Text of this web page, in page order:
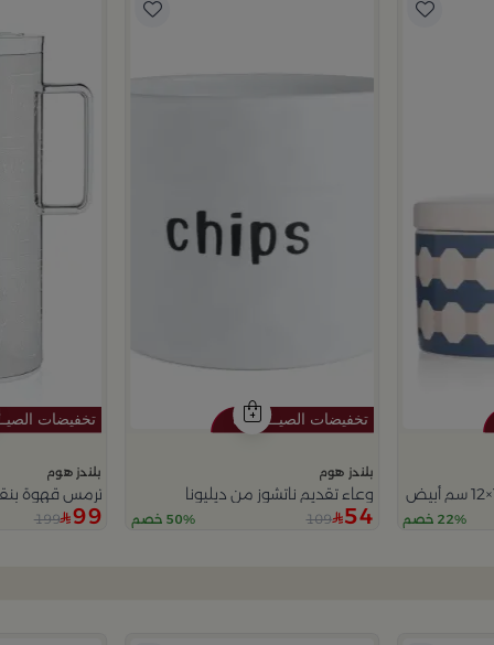
22% خصم
بلندز هوم
وعاء تقديم ناتشوز من ديليونا
54
109 50% خصم
بلندز هوم
ترمس قهوة
99
199